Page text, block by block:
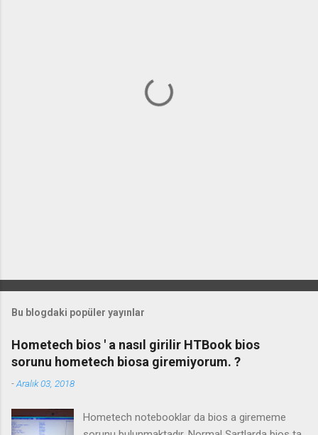
Bu blogdaki popüler yayınlar
Hometech bios ' a nasıl girilir HTBook bios
sorunu hometech biosa giremiyorum. ?
-Aralık 03, 2018
Hometech notebooklar da bios a girememe